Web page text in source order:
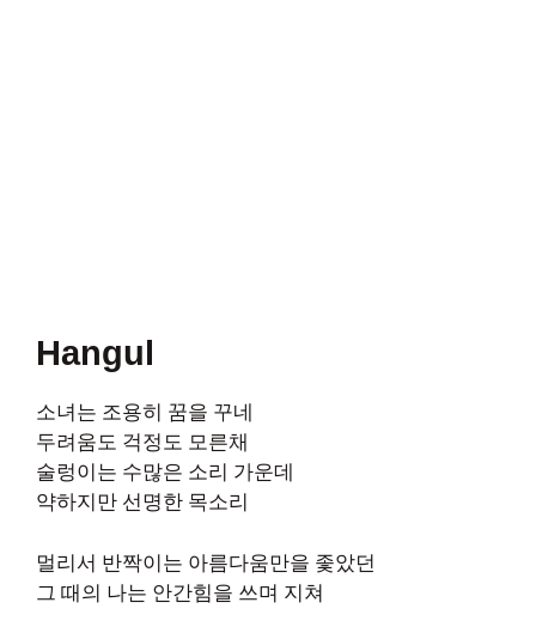
Hangul
소녀는 조용히 꿈을 꾸네
두려움도 걱정도 모른채
술렁이는 수많은 소리 가운데
약하지만 선명한 목소리
멀리서 반짝이는 아름다움만을 좇았던
그 때의 나는 안간힘을 쓰며 지쳐